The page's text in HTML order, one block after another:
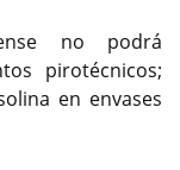
no podrá
pirotécnicos;
en envases